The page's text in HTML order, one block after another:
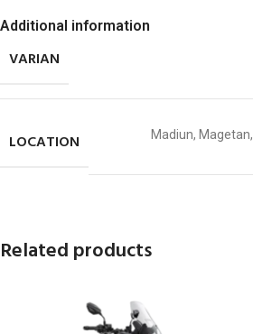
Additional information
VARIAN
LOCATION Madiun, Magetan,
Related products